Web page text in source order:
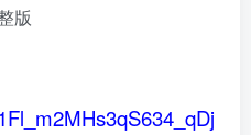
版